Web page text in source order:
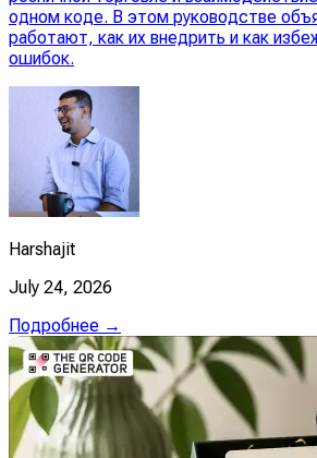
одном коде. В этом руководстве
работают, как их внедрить и как
ошибок.
Harshajit
July 24, 2026
Подробнее →